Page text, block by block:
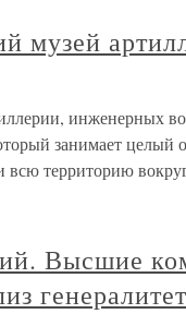
музей
инженерных
занимает
всю территорию
Высшие